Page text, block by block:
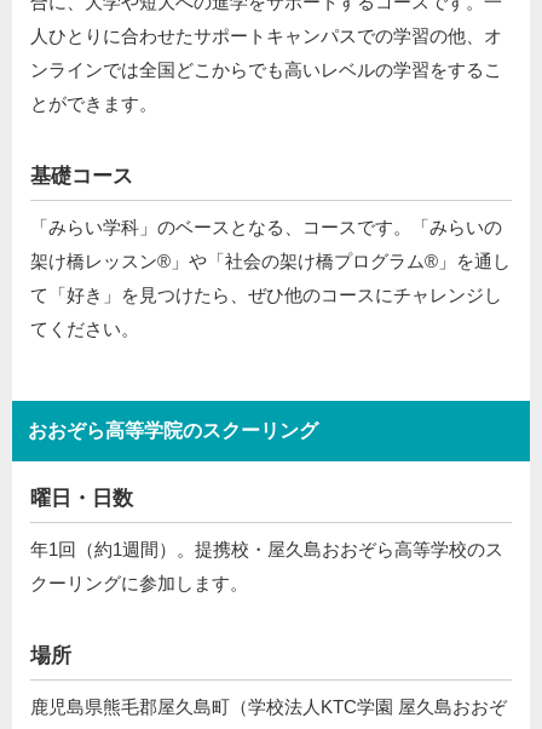
人ひとりに合わせたサポートキャンパスでの学習の他、オ
ンラインでは全国どこからでも高いレベルの学習をするこ
とができます。
基礎コース
「みらい学科」のベースとなる、コースです。「みらいの
架け橋レッスン®」や「社会の架け橋プログラム®️」を通し
て「好き」を見つけたら、ぜひ他のコースにチャレンジし
てください。
おおぞら高等学院のスクーリング
曜日・日数
年1回（約1週間）。提携校・屋久島おおぞら高等学校のス
クーリングに参加します。
場所
鹿児島県熊毛郡屋久島町（学校法人KTC学園 屋久島おおぞ